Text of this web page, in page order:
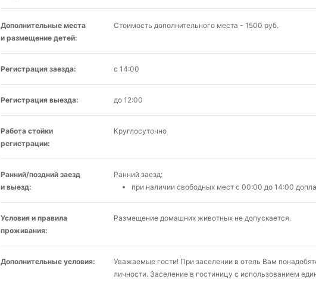
Дополнительные места
и размещение детей:
Стоимость дополнительного места - 1500 руб.
Регистрация заезда: с 14:00
Регистрация выезда: до 12:00
Работа стойки
регистрации:
Круглосуточно
Ранний/поздний заезд
и выезд:
Ранний заезд:
при наличии свободных мест c 00:00 до 14:00
Условия и правила
проживания:
Размещение домашних животных не допускается.
Дополнительные условия:
Уважаемые гости! При заселении в отель Вам
личности. Заселение в гостиницу с использованием